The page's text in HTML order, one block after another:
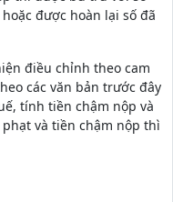
được hoàn lại số đã
điều chỉnh theo cam
các văn bản trước đây
tính tiền chậm nộp và
và tiền chậm nộp thì